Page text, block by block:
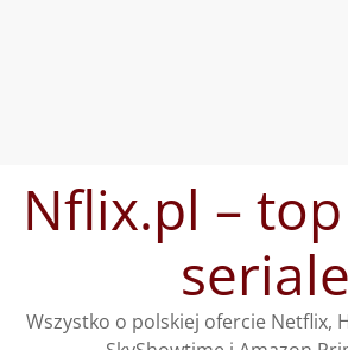
treściNflix.pl –
seriale
Wszystko o polskiej ofercie Netflix,